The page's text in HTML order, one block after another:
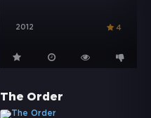
2012 4
The Order